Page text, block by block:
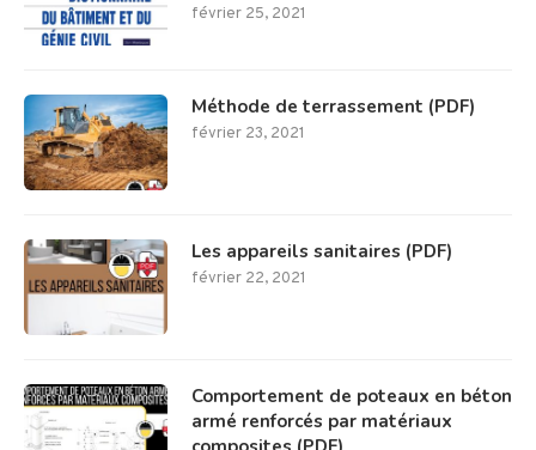
février 25, 2021
Méthode de terrassement (PDF)
février 23, 2021
Les appareils sanitaires (PDF)
février 22, 2021
Comportement de poteaux en béton
armé renforcés par matériaux